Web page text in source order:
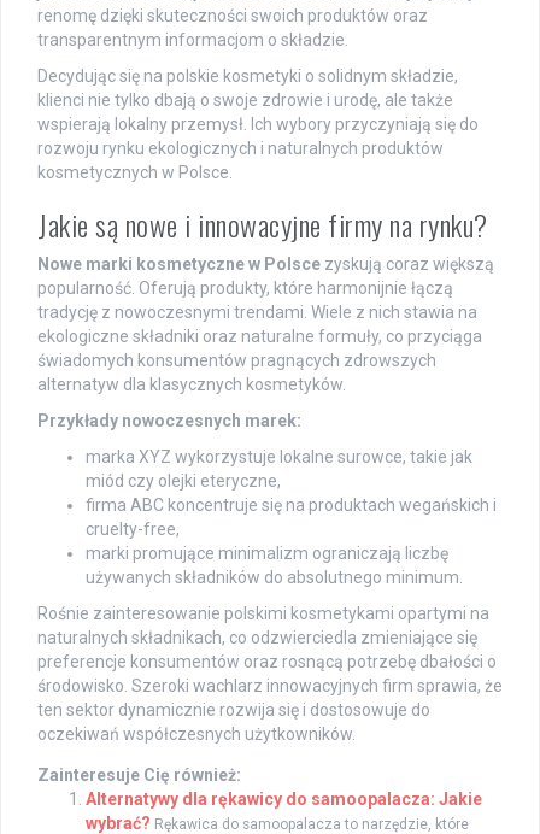
renomę dzięki skuteczności swoich produktów oraz
transparentnym informacjom o składzie.
Decydując się na polskie kosmetyki o solidnym składzie,
klienci nie tylko dbają o swoje zdrowie i urodę, ale także
wspierają lokalny przemysł. Ich wybory przyczyniają się do
rozwoju rynku ekologicznych i naturalnych produktów
kosmetycznych w Polsce.
Jakie są nowe i innowacyjne firmy na rynku?
Nowe marki kosmetyczne w Polsce zyskują coraz większą
popularność. Oferują produkty, które harmonijnie łączą
tradycję z nowoczesnymi trendami. Wiele z nich stawia na
ekologiczne składniki oraz naturalne formuły, co przyciąga
świadomych konsumentów pragnących zdrowszych
alternatyw dla klasycznych kosmetyków.
Przykłady nowoczesnych marek:
marka XYZ wykorzystuje lokalne surowce, takie jak
miód czy olejki eteryczne,
firma ABC koncentruje się na produktach wegańskich i
cruelty-free,
marki promujące minimalizm ograniczają liczbę
używanych składników do absolutnego minimum.
Rośnie zainteresowanie polskimi kosmetykami opartymi na
naturalnych składnikach, co odzwierciedla zmieniające się
preferencje konsumentów oraz rosnącą potrzebę dbałości o
środowisko. Szeroki wachlarz innowacyjnych firm sprawia, że
ten sektor dynamicznie rozwija się i dostosowuje do
oczekiwań współczesnych użytkowników.
Zainteresuje Cię również:
Alternatywy dla rękawicy do samoopalacza: Jakie
wybrać? Rękawica do samoopalacza to narzędzie, które